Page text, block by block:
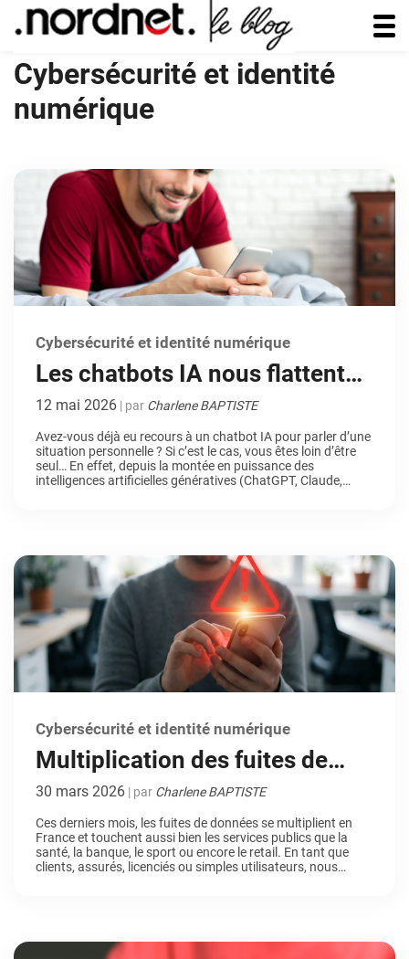
Cybersécurité et identité
numérique
Cybersécurité et identité numérique
Les chatbots IA nous flattent
trop ? Décryptage d’une étude
qui sonne l’alarme
12 mai 2026 | par Charlene BAPTISTE
Avez-vous déjà eu recours à un chatbot IA pour parler d’une
situation personnelle ? Si c’est le cas, vous êtes loin d’être
seul… En effet, depuis la montée en puissance des
intelligences artificielles génératives (ChatGPT, Claude,
Cybersécurité et identité numérique
Multiplication des fuites de
données : comprendre les
risques et adopter les bons
réflexes pour rester en sécurité
30 mars 2026 | par Charlene BAPTISTE
Ces derniers mois, les fuites de données se multiplient en
France et touchent aussi bien les services publics que la
santé, la banque, le sport ou encore le retail. En tant que
clients, assurés, licenciés ou simples utilisateurs, nous